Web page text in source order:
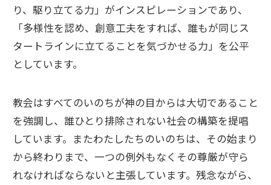
り、駆り立てる力」がインスピレーションであり、
「多様性を認め、創意工夫をすれば、誰もが同じス
タートラインに立てることを気づかせる力」を公平
としています。
教会はすべてのいのちが神の目からは大切であること
を強調し、誰ひとり排除されない社会の構築を提唱
しています。またわたしたちのいのちは、その始まり
から終わりまで、一つの例外もなくその尊厳が守ら
れなければならないと主張しています。残念ながら、